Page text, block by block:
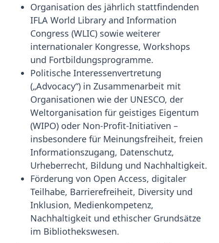
Organisation des jährlich stattfindenden
IFLA World Library and Information
Congress (WLIC) sowie weiterer
internationaler Kongresse, Workshops
und Fortbildungsprogramme.
Politische Interessenvertretung
(„Advocacy“) in Zusammenarbeit mit
Organisationen wie der UNESCO, der
Weltorganisation für geistiges Eigentum
(WIPO) oder Non-Profit-Initiativen –
insbesondere für Meinungsfreiheit, freien
Informationszugang, Datenschutz,
Urheberrecht, Bildung und Nachhaltigkeit.
Förderung von Open Access, digitaler
Teilhabe, Barrierefreiheit, Diversity und
Inklusion, Medienkompetenz,
Nachhaltigkeit und ethischer Grundsätze
im Bibliothekswesen.